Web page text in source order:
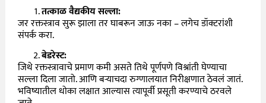
तत्काळ वैद्यकीय सल्ला:
जर रक्तस्त्राव सुरू झाला तर घाबरून जाऊ नका – लगेच डॉक्टरांशी
संपर्क करा.
बेडरेस्ट:
जिथे रक्तस्त्रावाचे प्रमाण कमी असते तिथे पूर्णपणे विश्रांती घेण्याचा
सल्ला दिला जातो. आणि बऱ्याचदा रुग्णालयात निरीक्षणात ठेवलं जातं.
भविष्यातील धोका लक्षात आल्यास त्यापूर्वी प्रसूती करण्याचे ठरवले